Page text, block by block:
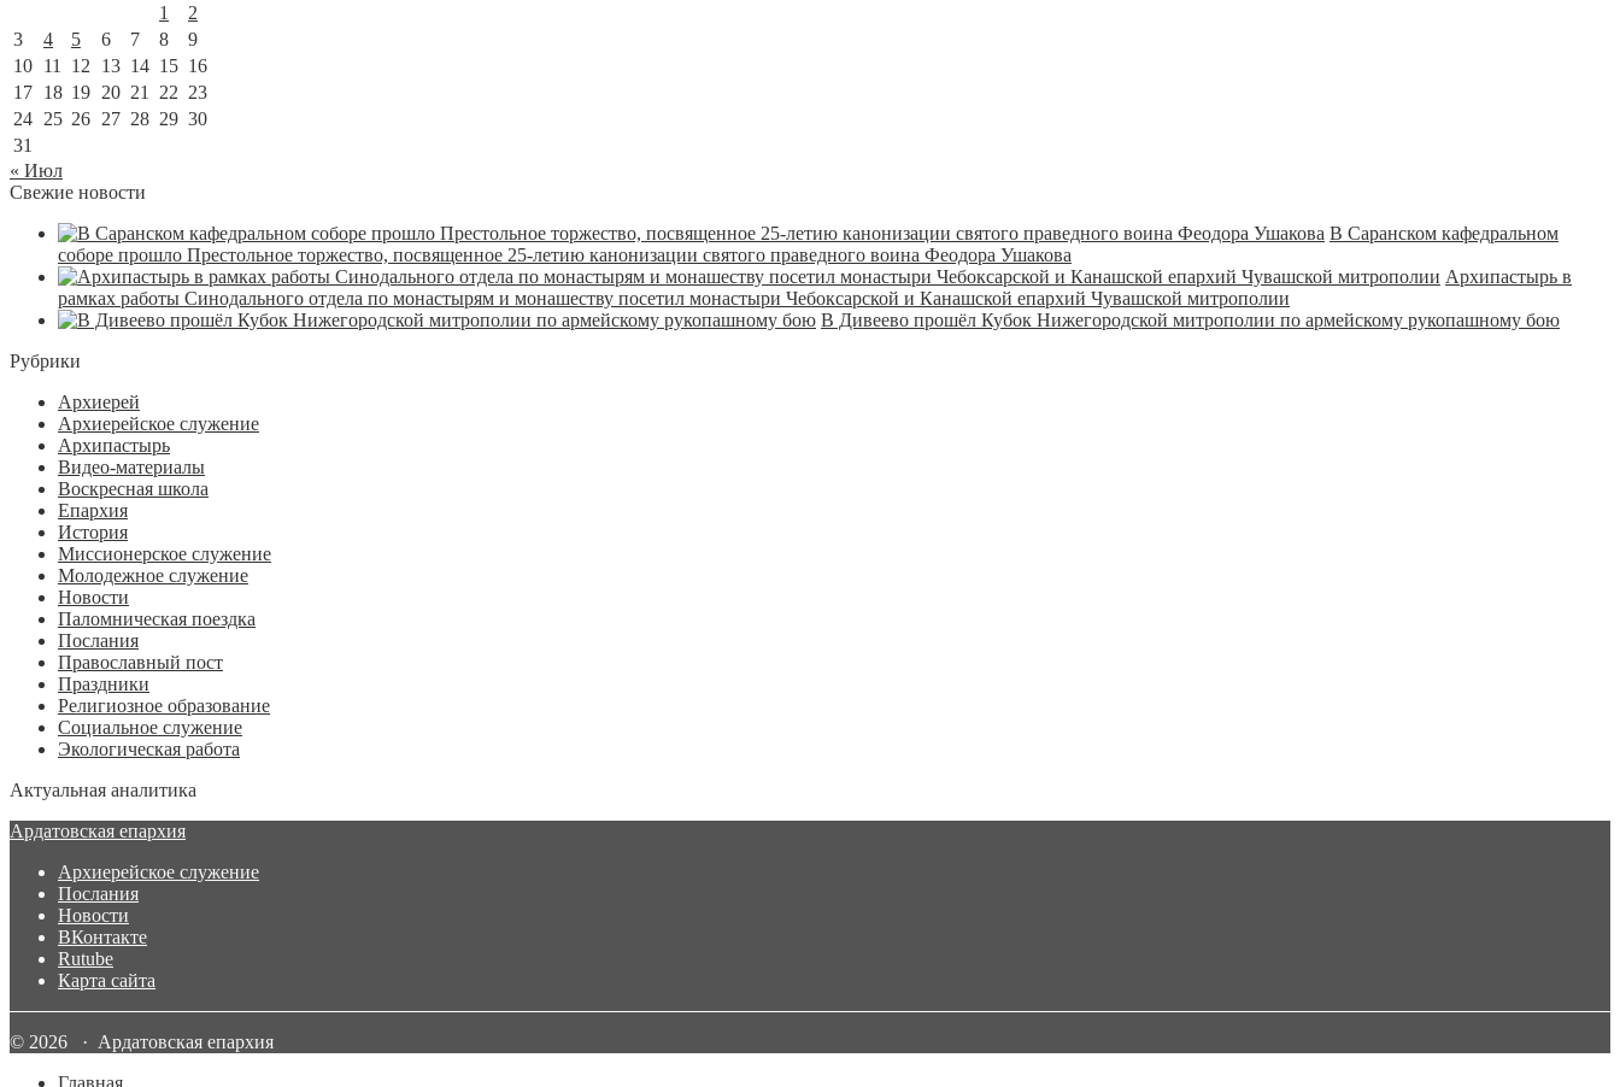
1
2
3
4 5 6 7 8
9
10 11 12 13 14 15 16
17 18 19 20 21 22 23
24 25 26 27 28 29 30
31
« Июл
Свежие новости
В Саранском кафедральном
соборе прошло Престольное торжество, посвященное 25-летию канонизации святого праведного воина Феодора Ушакова
Архипастырь в
рамках работы Синодального отдела по монастырям и монашеству посетил монастыри Чебоксарской и Канашской епархий Чувашской митрополии
В Дивеево прошёл Кубок Нижегородской митрополии по армейскому рукопашному бою
Рубрики
Архиерей
Архиерейское служение
Архипастырь
Видео-материалы
Воскресная школа
Епархия
История
Миссионерское служение
Молодежное служение
Новости
Паломническая поездка
Послания
Православный пост
Праздники
Религиозное образование
Социальное служение
Экологическая работа
Актуальная аналитика
Ардатовская епархия
Архиерейское служение
Послания
Новости
ВКонтакте
Rutube
Карта сайта
© 2026 · Ардатовская епархия
Главная